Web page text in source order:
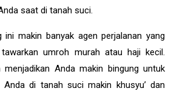
saat di tanah suci.
ini makin banyak agen perjalanan yang
umroh murah atau haji kecil.
Anda makin bingung untuk
Anda di tanah suci makin khusyu’ dan